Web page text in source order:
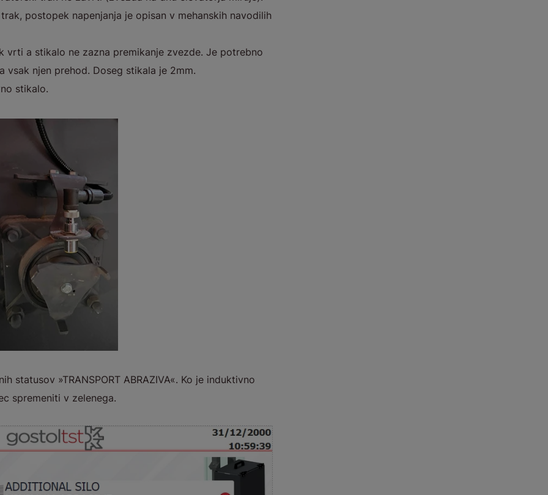
postopek napenjanja je opisan v mehanskih navodilih
vrti a stikalo ne zazna premikanje zvezde. Je potrebno
njen prehod. Doseg stikala je 2mm.
stikalo.
statusov »TRANSPORT ABRAZIVA«. Ko je induktivno
spremeniti v zelenega.